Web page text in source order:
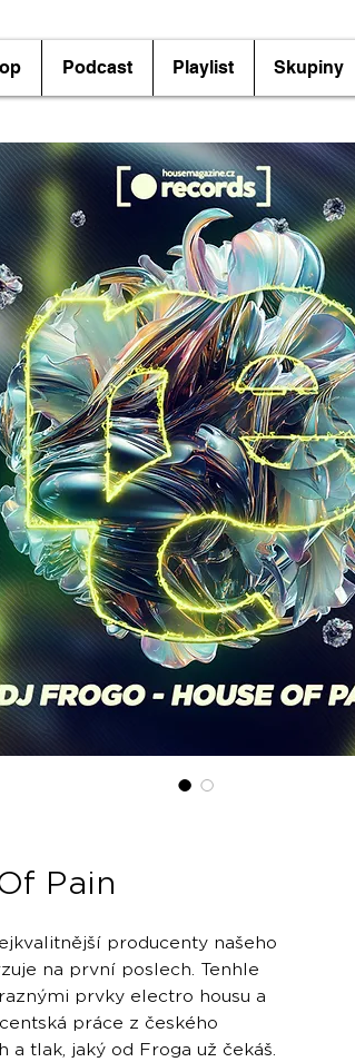
Podcast Playlist Skupiny
Pain
producenty našeho
na první poslech. Tenhle
prvky electro housu a
práce z českého
a tlak, jaký od Froga už čekáš.